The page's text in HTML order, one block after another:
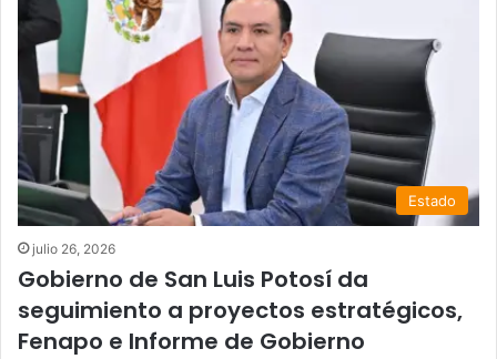
Estado
julio 26, 2026
Gobierno de San Luis Potosí da
seguimiento a proyectos estratégicos,
Fenapo e Informe de Gobierno